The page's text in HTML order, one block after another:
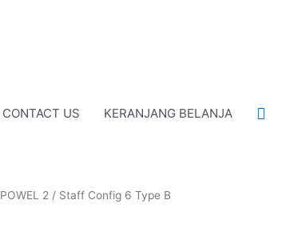
CONTACT US KERANJANG BELANJA Cari
POWEL 2 / Staff Config 6 Type B